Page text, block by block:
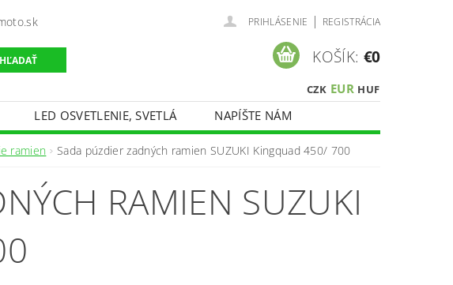
PRIHLÁSENIE | REGISTRÁCIA
CZK EUR HUF
KOŠÍK: €0
LED OSVETLENIE, SVETLÁ
NAPÍŠTE NÁM
ramien Sada púzdier zadných ramien SUZUKI Kingquad 450/ 700
RAMIEN SUZUKI